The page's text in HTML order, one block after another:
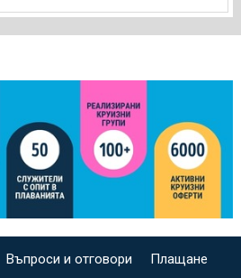
Въпроси и отговори Плащане